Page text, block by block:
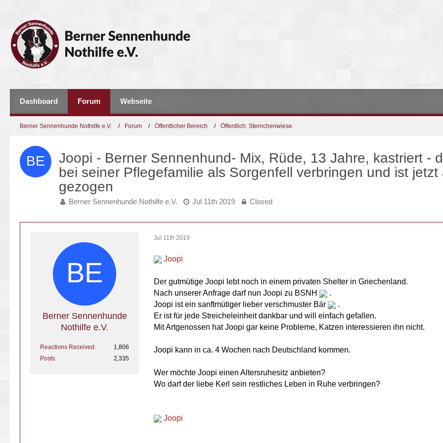
Dashboard Forum Webseite
Berner Sennenhunde Nothilfe e.V. Forum Öffentlicher Bereich Öffentlich: Sternchenwiese
Joopi - Berner Sennenhund- Mix, Rüde, 13 Jahre, kastriert -
bei seiner Pflegefamilie als Sorgenfell verbringen und ist
gezogen
Berner Sennenhunde Nothilfe e.V. Jul 11th 2019 Closed
Berner Sennenhunde
Nothilfe e.V.
Reactions Received
1,806
Posts
2,335
Jul 11th 2019
Joopi
Der gutmütige Joopi lebt noch in einem privaten Shelter in Griechenland.
Nach unserer Anfrage darf nun Joopi zu BSNH
.
Joopi ist ein sanftmütiger lieber verschmuster Bär
.
Er ist für jede Streicheleinheit dankbar und will einfach gefallen.
Mit Artgenossen hat Joopi gar keine Probleme, Katzen interessieren ihn nicht.
Joopi kann in ca. 4 Wochen nach Deutschland kommen.
Wer möchte Joopi einen Altersruhesitz anbieten?
Wo darf der liebe Kerl sein restliches Leben in Ruhe verbringen?
Joopi